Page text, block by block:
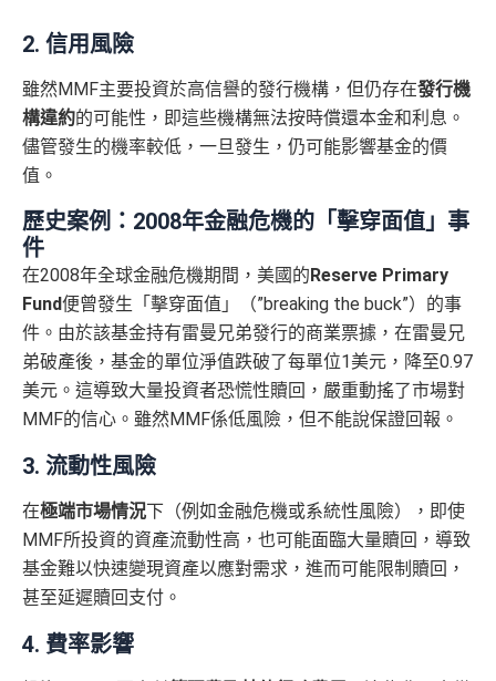
2. 信用風險
雖然MMF主要投資於高信譽的發行機構，但仍存在發行機
構違約的可能性，即這些機構無法按時償還本金和利息。
儘管發生的機率較低，一旦發生，仍可能影響基金的價
值。
歷史案例：2008年金融危機的「擊穿面值」事
件
在2008年全球金融危機期間，美國的Reserve Primary
Fund便曾發生「擊穿面值」（”breaking the buck”）的事
件。由於該基金持有雷曼兄弟發行的商業票據，在雷曼兄
弟破產後，基金的單位淨值跌破了每單位1美元，降至0.97
美元。這導致大量投資者恐慌性贖回，嚴重動搖了市場對
MMF的信心。雖然MMF係低風險，但不能說保證回報。
3. 流動性風險
在極端市場情況下（例如金融危機或系統性風險），即使
MMF所投資的資產流動性高，也可能面臨大量贖回，導致
基金難以快速變現資產以應對需求，進而可能限制贖回，
甚至延遲贖回支付。
4. 費率影響